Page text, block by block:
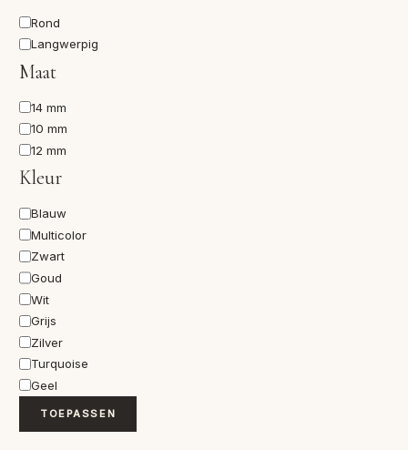
Vorm
Rond
Langwerpig
Maat
Maat14 mm
10 mm
12 mm
Kleur
Kleur
Blauw
Multicolor
Zwart
Goud
Wit
Grijs
Zilver
Turquoise
Geel
TOEPASSEN